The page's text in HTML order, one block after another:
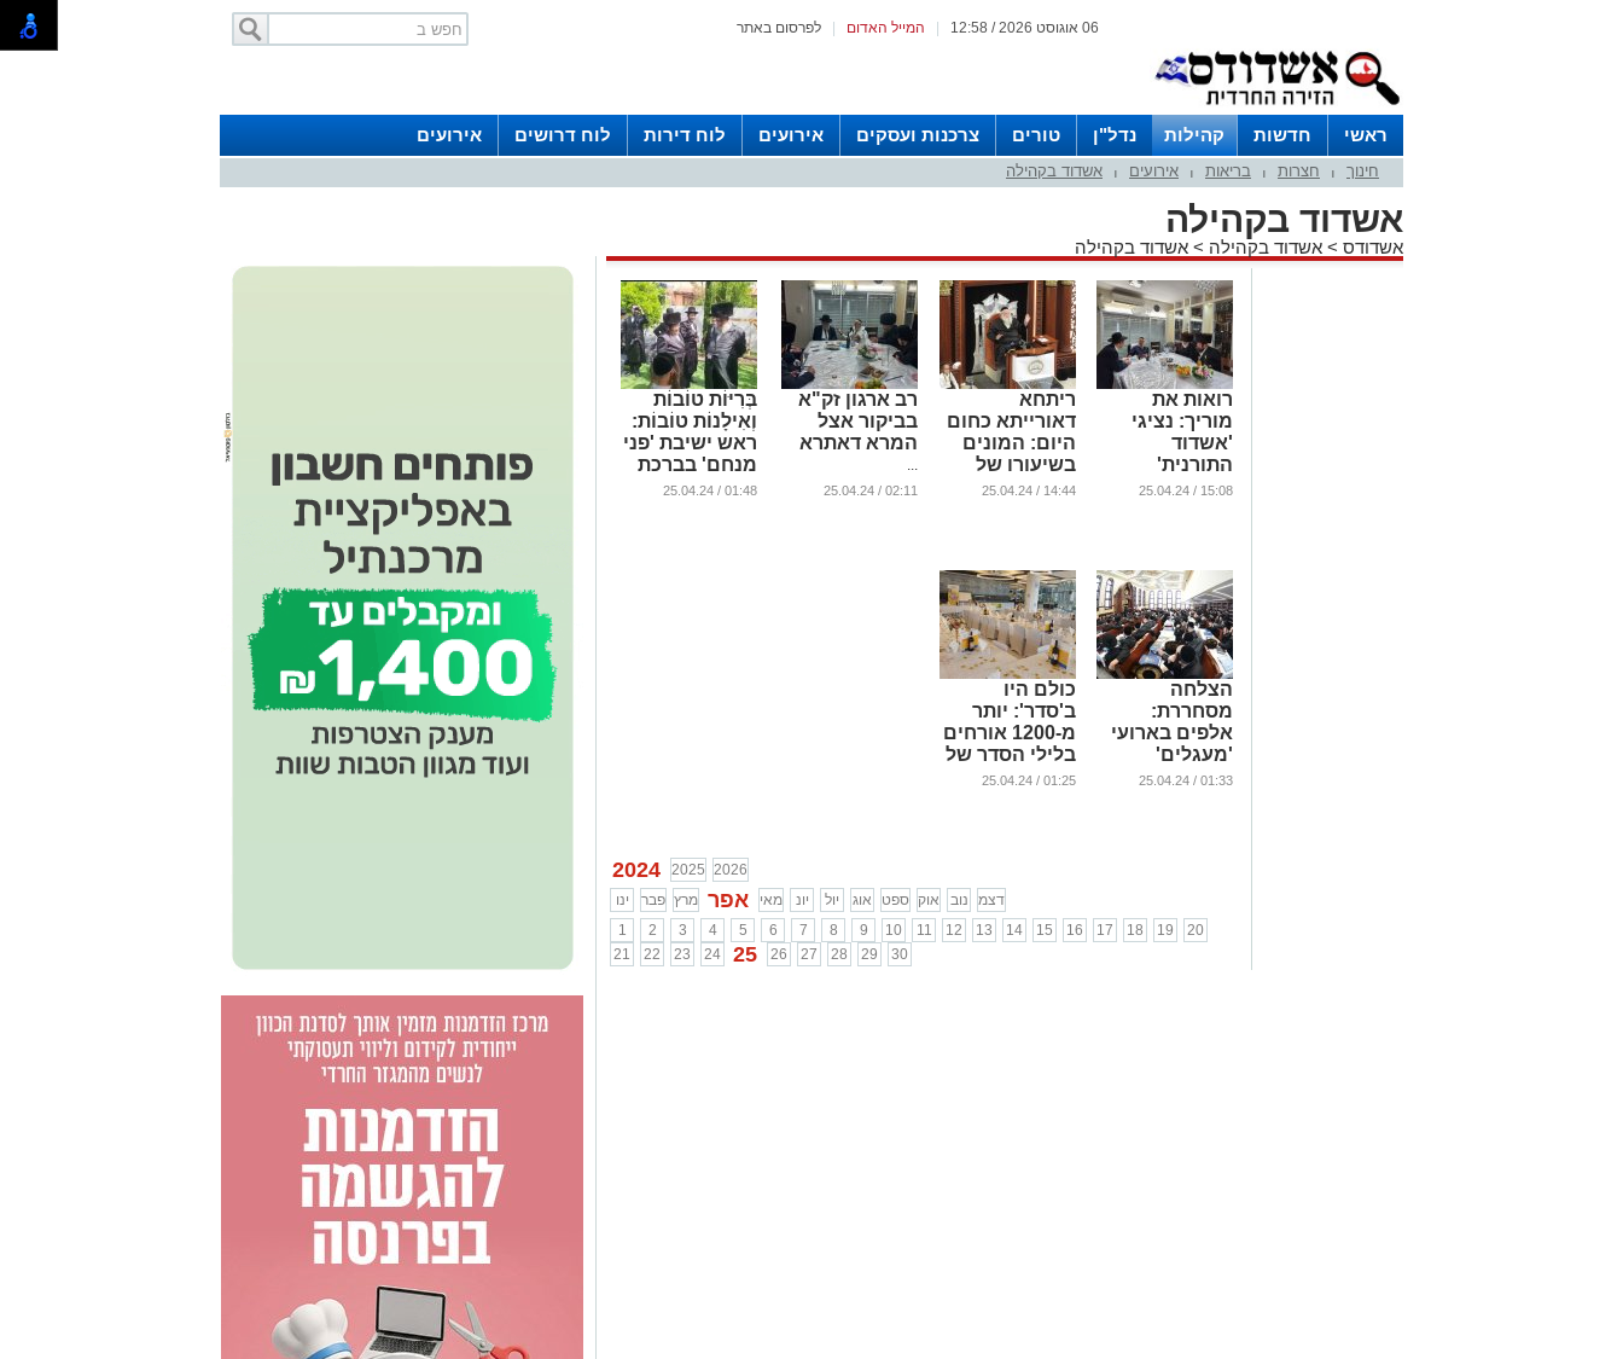
לפרסום באתר המייל האדום 06 אוגוסט 2026 / 12:58
ראשי חדשות קהילות נדל"ן טורים צרכנות ועסקים אירועים לוח דירות לוח דרושים אירועים
חינוך חצרות בריאות אירועים אשדוד בקהילה
אשדוד בקהילה
אשדודס > אשדוד בקהילה > אשדוד בקהילה
רואות את
מוריך: נציגי
'אשדוד
התורנית'
בביקור אצל
15:08 / 25.04.24
ריתחא
דאורייתא כחום
היום: המונים
בשיעורו של
הגאון הגדול,
14:44 / 25.04.24
רב ארגון זק"א
בביקור אצל
המרא דאתרא
...
02:11 / 25.04.24
בְּרִיּוֹת טוֹבוֹת
וְאִילָנוֹת טוֹבוֹת:
ראש ישיבת 'פני
מנחם' בברכת
האילנות (וידאו)
01:48 / 25.04.24
הצלחה
מסחררת:
אלפים בארועי
'מעגלים'
שהתקיימו ביום
01:33 / 25.04.24
כולם היו
ב'סדר': יותר
מ-1200 אורחים
בלילי הסדר של
חב"ד בעיר
01:25 / 25.04.24
2024 2025 2026
ינו
פבר מרץ אפר מאי יונ יול אוג ספט אוק נוב
דצמ
1
2 3 4 5 6 7 8 9 10 11 12 13 14 15 16 17 18 19
20
21
22 23 24 25 26 27 28 29 30